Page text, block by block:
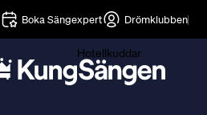
Boka Sängexpert Drömklubben
Hotellkuddar